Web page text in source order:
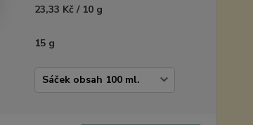
23,33 Kč / 10 g
15 g